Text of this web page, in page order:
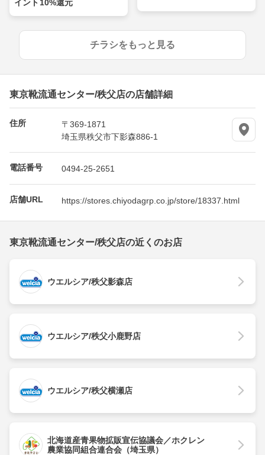
イント10%還元
チラシをもっと見る
東京靴流通センター/秩父店の店舗詳細
住所
〒369-1871
埼玉県秩父市下影森886-1
電話番号 0494-25-2651
店舗URL https://stores.chiyodagrp.co.jp/store/18337.html
東京靴流通センター/秩父店の近くのお店
ウエルシア/秩父影森店
ウエルシア/秩父小鹿野店
ウエルシア/秩父横瀬店
北海道産青果物拡販宣伝協議会／ホクレン
農業協同組合連合会（埼玉県）